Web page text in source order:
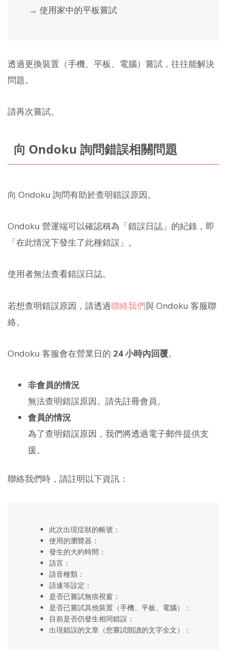
→ 使用家中的平板嘗試
透過更換裝置（手機、平板、電腦）嘗試，往往能解決
問題。
請再次嘗試。
向 Ondoku 詢問錯誤相關問題
向 Ondoku 詢問有助於查明錯誤原因。
Ondoku 營運端可以確認稱為「錯誤日誌」的紀錄，即
「在此情況下發生了此種錯誤」。
使用者無法查看錯誤日誌。
若想查明錯誤原因，請透過聯絡我們與 Ondoku 客服聯
絡。
Ondoku 客服會在營業日的 24 小時內回覆。
非會員的情況
無法查明錯誤原因。請先註冊會員。
會員的情況
為了查明錯誤原因，我們將透過電子郵件提供支
援。
聯絡我們時，請註明以下資訊：
此次出現症狀的帳號：
使用的瀏覽器：
發生的大約時間：
語言：
語音種類：
語速等設定：
是否已嘗試無痕視窗：
是否已嘗試其他裝置（手機、平板、電腦）：
目前是否仍發生相同錯誤：
出現錯誤的文章（您嘗試朗讀的文字全文）：